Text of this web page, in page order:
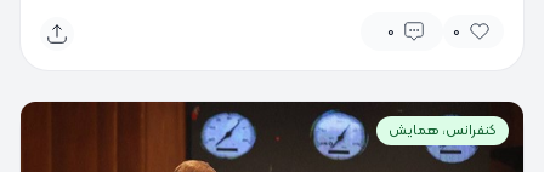
0
0
کنفرانس، همایش